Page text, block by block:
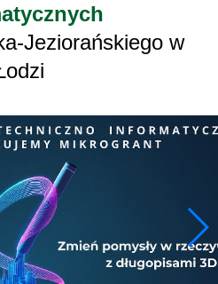
Jeziorańskiego w